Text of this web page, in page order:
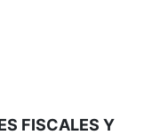
FISCALES Y